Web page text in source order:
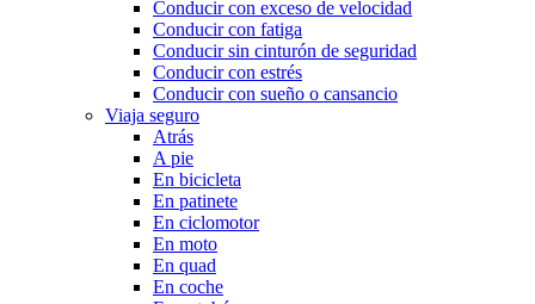
Conducir con exceso de velocidad
Conducir con fatiga
Conducir sin cinturón de seguridad
Conducir con estrés
Conducir con sueño o cansancio
Viaja seguro
Atrás
A pie
En bicicleta
En patinete
En ciclomotor
En moto
En quad
En coche